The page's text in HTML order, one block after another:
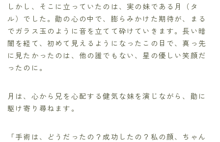
しかし、そこに立っていたのは、実の妹である月（タ
ル）でした。勛の心の中で、膨らみかけた期待が、まる
でガラス玉のように音を立てて砕けていきます。長い暗
闇を経て、初めて見えるようになったこの目で、真っ先
に見たかったのは、他の誰でもない、星の優しい笑顔だ
ったのに。
月は、心から兄を心配する健気な妹を演じながら、勛に
駆け寄り尋ねます。
「手術は、どうだったの？成功したの？私の顔、ちゃん